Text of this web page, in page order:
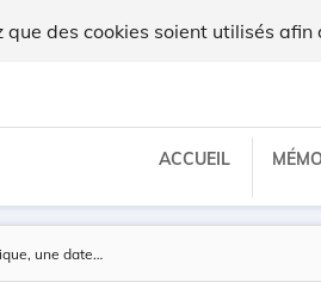
des cookies soient utilisés
ACCUEIL